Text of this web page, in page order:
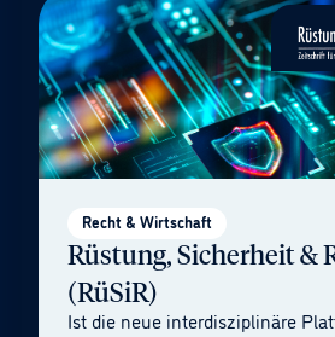
Recht & Wirtschaft
Rüstung, Sicherheit &
(RüSiR)
Ist die neue interdisziplinäre